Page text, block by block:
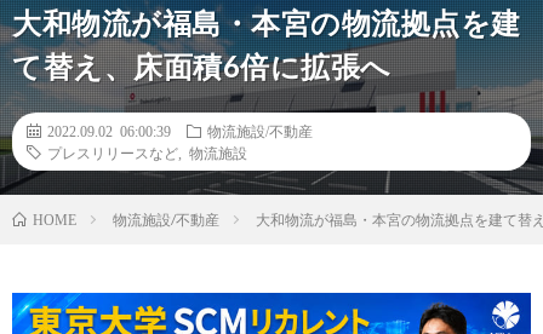
大和物流が福島・本宮の物流拠点を建
て替え、床面積6倍に拡張へ
2022.09.02 06:00:39
物流施設/不動産
プレスリリースなど
物流施設
HOME 物流施設/不動産 大和物流が福島・本宮の物流拠点を建て替